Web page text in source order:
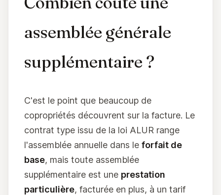
assemblée générale
supplémentaire ?
C'est le point que beaucoup de
copropriétés découvrent sur la facture. Le
contrat type issu de la loi ALUR range
l'assemblée annuelle dans le forfait de
base, mais toute assemblée
supplémentaire est une prestation
particulière, facturée en plus, à un tarif